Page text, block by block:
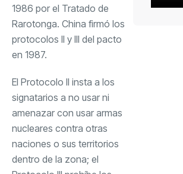
1986 por el Tratado de
Rarotonga. China firmó los
protocolos II y III del pacto
en 1987.
El Protocolo II insta a los
signatarios a no usar ni
amenazar con usar armas
nucleares contra otras
naciones o sus territorios
dentro de la zona; el